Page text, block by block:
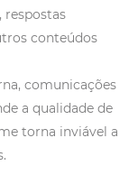
respostas
conteúdos
comunicações
a qualidade de
torna inviável a